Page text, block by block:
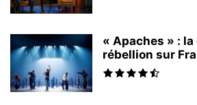
« Apaches » :
rébellion sur